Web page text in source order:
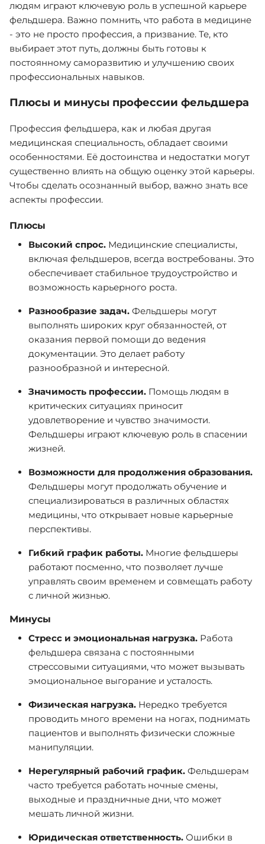
людям играют ключевую роль в успешной карьере
фельдшера. Важно помнить, что работа в медицине
- это не просто профессия, а призвание. Те, кто
выбирает этот путь, должны быть готовы к
постоянному саморазвитию и улучшению своих
профессиональных навыков.
Плюсы и минусы профессии фельдшера
Профессия фельдшера, как и любая другая
медицинская специальность, обладает своими
особенностями. Её достоинства и недостатки могут
существенно влиять на общую оценку этой карьеры.
Чтобы сделать осознанный выбор, важно знать все
аспекты профессии.
Плюсы
Высокий спрос. Медицинские специалисты,
включая фельдшеров, всегда востребованы. Это
обеспечивает стабильное трудоустройство и
возможность карьерного роста.
Разнообразие задач. Фельдшеры могут
выполнять широких круг обязанностей, от
оказания первой помощи до ведения
документации. Это делает работу
разнообразной и интересной.
Значимость профессии. Помощь людям в
критических ситуациях приносит
удовлетворение и чувство значимости.
Фельдшеры играют ключевую роль в спасении
жизней.
Возможности для продолжения образования.
Фельдшеры могут продолжать обучение и
специализироваться в различных областях
медицины, что открывает новые карьерные
перспективы.
Гибкий график работы. Многие фельдшеры
работают посменно, что позволяет лучше
управлять своим временем и совмещать работу
с личной жизнью.
Минусы
Стресс и эмоциональная нагрузка. Работа
фельдшера связана с постоянными
стрессовыми ситуациями, что может вызывать
эмоциональное выгорание и усталость.
Физическая нагрузка. Нередко требуется
проводить много времени на ногах, поднимать
пациентов и выполнять физически сложные
манипуляции.
Нерегулярный рабочий график. Фельдшерам
часто требуется работать ночные смены,
выходные и праздничные дни, что может
мешать личной жизни.
Юридическая ответственность. Ошибки в